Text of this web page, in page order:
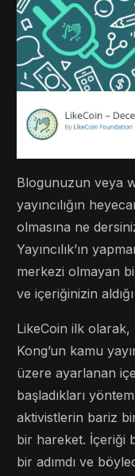
Blogunuzun veya
yayıncılığın
olmasına ne
Yayıncılık’ın
merkezi olmayan
ve içeriğinizin
LikeCoin ilk
Kong’un kamu
üzere ayarlanan
başladıkları
aktivistlerin bariz
bir hareket. İçeriği
bir adımdı ve